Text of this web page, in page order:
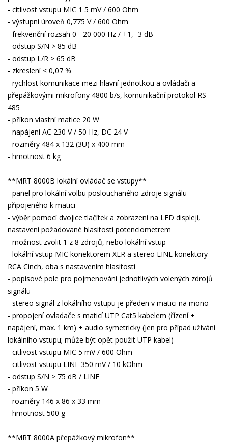
- citlivost vstupu MIC 1 5 mV / 600 Ohm
- výstupní úroveň 0,775 V / 600 Ohm
- frekvenční rozsah 0 - 20 000 Hz / +1, -3 dB
- odstup S/N > 85 dB
- odstup L/R > 65 dB
- zkreslení < 0,07 %
- rychlost komunikace mezi hlavní jednotkou a ovládači a
přepážkovými mikrofony 4800 b/s, komunikační protokol RS
485
- příkon vlastní matice 20 W
- napájení AC 230 V / 50 Hz, DC 24 V
- rozměry 484 x 132 (3U) x 400 mm
- hmotnost 6 kg
**MRT 8000B lokální ovládač se vstupy**
- panel pro lokální volbu poslouchaného zdroje signálu
připojeného k matici
- výběr pomocí dvojice tlačítek a zobrazení na LED displeji,
nastavení požadované hlasitosti potenciometrem
- možnost zvolit 1 z 8 zdrojů, nebo lokální vstup
- lokální vstup MIC konektorem XLR a stereo LINE konektory
RCA Cinch, oba s nastavením hlasitosti
- popisové pole pro pojmenování jednotlivých volených zdrojů
signálu
- stereo signál z lokálního vstupu je předen v matici na mono
- propojení ovladače s maticí UTP Cat5 kabelem (řízení +
napájení, max. 1 km) + audio symetricky (jen pro případ užívání
lokálního vstupu; může být opět použit UTP kabel)
- citlivost vstupu MIC 5 mV / 600 Ohm
- citlivost vstupu LINE 350 mV / 10 kOhm
- odstup S/N > 75 dB / LINE
- příkon 5 W
- rozměry 146 x 86 x 33 mm
- hmotnost 500 g
**MRT 8000A přepážkový mikrofon**